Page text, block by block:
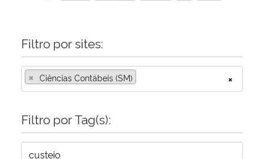
Ministério do Desenvolvimento Regional
Controladoria-Geral da União
Secretaria-Geral
Filtro por sites:
×
× Ciências Contábeis (SM)
Filtro por Tag(s):